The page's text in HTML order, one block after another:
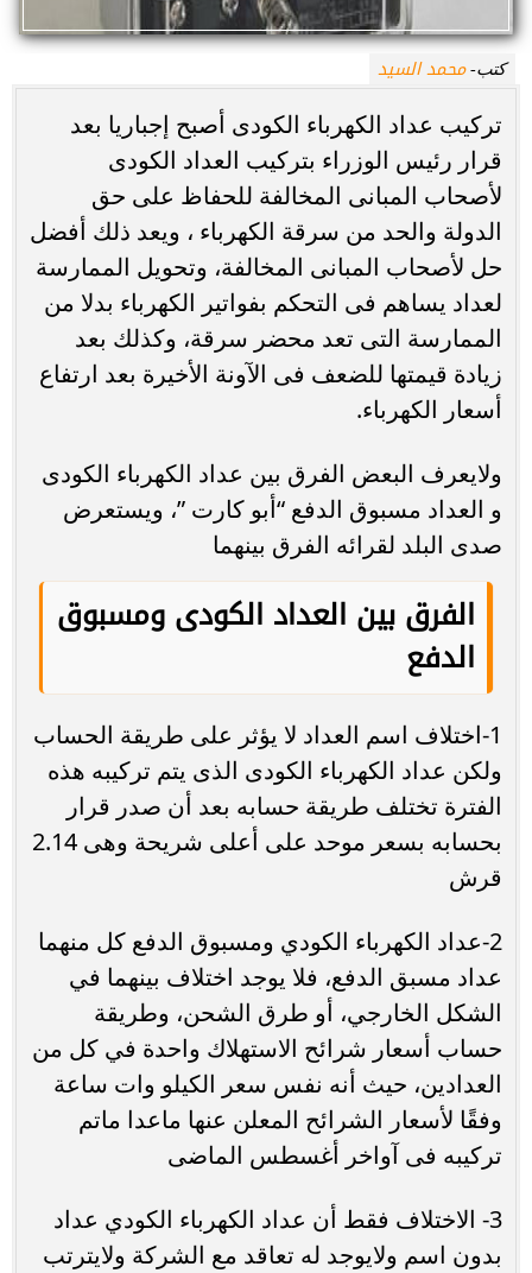
كتب-محمد السيد
تركيب عداد الكهرباء الكودى أصبح إجباريا بعد
قرار رئيس الوزراء بتركيب العداد الكودى
لأصحاب المبانى المخالفة للحفاظ على حق
الدولة والحد من سرقة الكهرباء ، ويعد ذلك أفضل
حل لأصحاب المبانى المخالفة، وتحويل الممارسة
لعداد يساهم فى التحكم بفواتير الكهرباء بدلا من
الممارسة التى تعد محضر سرقة، وكذلك بعد
زيادة قيمتها للضعف فى الآونة الأخيرة بعد ارتفاع
أسعار الكهرباء.
ولايعرف البعض الفرق بين عداد الكهرباء الكودى
و العداد مسبوق الدفع “أبو كارت ”، ويستعرض
صدى البلد لقرائه الفرق بينهما
الفرق بين العداد الكودى ومسبوق
الدفع
1-اختلاف اسم العداد لا يؤثر على طريقة الحساب
ولكن عداد الكهرباء الكودى الذى يتم تركيبه هذه
الفترة تختلف طريقة حسابه بعد أن صدر قرار
بحسابه بسعر موحد على أعلى شريحة وهى 2.14
قرش
2-عداد الكهرباء الكودي ومسبوق الدفع كل منهما
عداد مسبق الدفع، فلا يوجد اختلاف بينهما في
الشكل الخارجي، أو طرق الشحن، وطريقة
حساب أسعار شرائح الاستهلاك واحدة في كل من
العدادين، حيث أنه نفس سعر الكيلو وات ساعة
وفقًا لأسعار الشرائح المعلن عنها ماعدا ماتم
تركيبه فى آواخر أغسطس الماضى
3- الاختلاف فقط أن عداد الكهرباء الكودي عداد
بدون اسم ولايوجد له تعاقد مع الشركة ولايترتب